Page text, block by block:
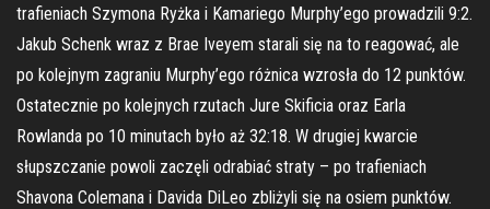
trafieniach Szymona Ryżka i Kamariego Murphy’ego prowadzili 9:2.
Jakub Schenk wraz z Brae Iveyem starali się na to reagować, ale
po kolejnym zagraniu Murphy’ego różnica wzrosła do 12 punktów.
Ostatecznie po kolejnych rzutach Jure Skificia oraz Earla
Rowlanda po 10 minutach było aż 32:18. W drugiej kwarcie
słupszczanie powoli zaczęli odrabiać straty – po trafieniach
Shavona Colemana i Davida DiLeo zbliżyli się na osiem punktów.